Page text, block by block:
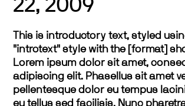
22, 2009
This is introductory text, styled
"introtext" style with the [format]
Lorem ipsum dolor sit amet,
adipiscing elit. Phasellus sit amet
pellentesque dolor eu tempus
eu tellus sed facilisis. Nunc